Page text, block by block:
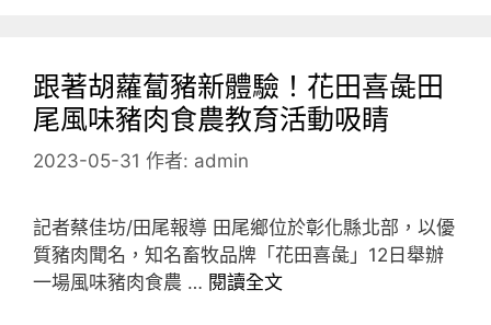
跟著胡蘿蔔豬新體驗！花田喜彘田
尾風味豬肉食農教育活動吸睛
2023-05-31 作者: admin
記者蔡佳坊/田尾報導 田尾鄉位於彰化縣北部，以優
質豬肉聞名，知名畜牧品牌「花田喜彘」12日舉辦
一場風味豬肉食農 … 閱讀全文